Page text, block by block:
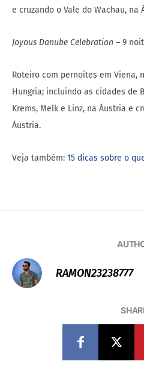
e cruzando o Vale do Wachau, na
Joyous Danube Celebration – 9
Roteiro com pernoites em Viena,
Hungria; incluindo as cidades de
Krems, Melk e Linz, na Áustria e
Áustria.
Veja também: 15 dicas sobre o
RAMON23238777